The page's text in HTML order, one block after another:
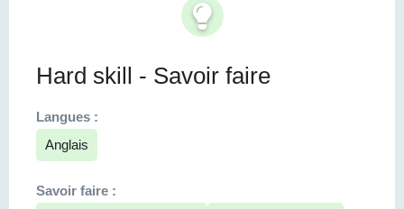
Hard skill - Savoir faire
Langues :
Anglais
Savoir faire :